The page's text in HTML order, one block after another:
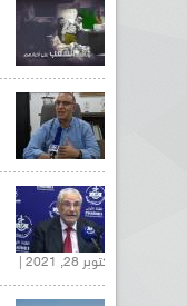
أكتوبر 28, 2021 |